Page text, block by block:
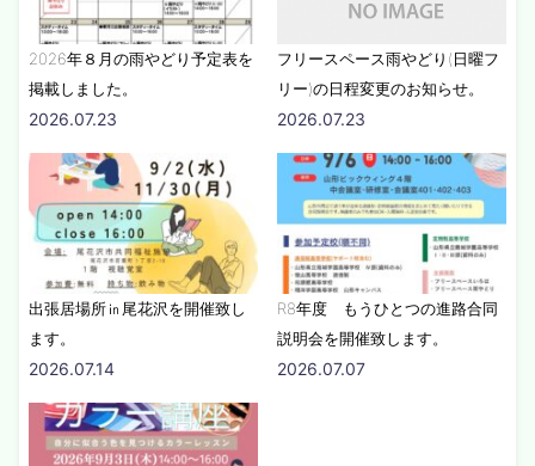
2026年８月の雨やどり予定表を
掲載しました。
2026.07.23
フリースペース雨やどり(日曜フ
リー)の日程変更のお知らせ。
2026.07.23
出張居場所㏌尾花沢を開催致し
ます。
2026.07.14
R8年度 もうひとつの進路合同
説明会を開催致します。
2026.07.07